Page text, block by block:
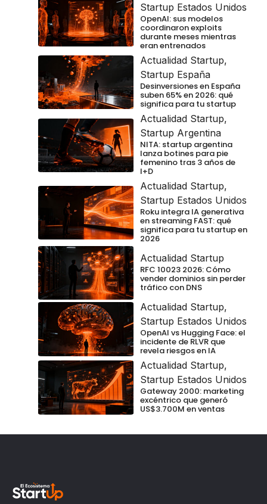
Startup Estados Unidos
OpenAI: sus modelos
coordinaron exploits
durante meses mientras
eran entrenados
Actualidad Startup,
Startup España
Desinversiones en España
suben 65% en 2026: qué
significa para tu startup
Actualidad Startup,
Startup Argentina
NITA: startup argentina
lanza botines para pie
femenino tras 3 años de
I+D
Actualidad Startup,
Startup Estados Unidos
Roku integra IA generativa
en streaming FAST: qué
significa para tu startup en
2026
Actualidad Startup
RFC 10023 2026: Cómo
vender dominios sin perder
tráfico con DNS
Actualidad Startup,
Startup Estados Unidos
OpenAI vs Hugging Face: el
incidente de RLVR que
revela riesgos en IA
Actualidad Startup,
Startup Estados Unidos
Gateway 2000: marketing
excéntrico que generó
US$3.700M en ventas